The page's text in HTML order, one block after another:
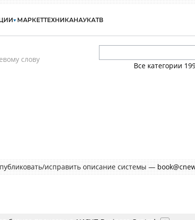
МАРКЕТТЕХНИКАНАУКАТВ
слову
Все категории
исправить описание системы —